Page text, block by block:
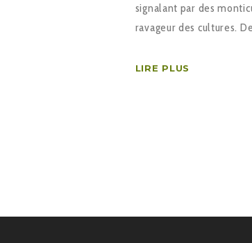
signalant par des
ravageur des cultures.
LIRE PLUS